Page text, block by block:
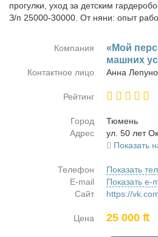
прогулки, уход за детским
З/п 25000-30000. От няни: опыт
Компания
«Мой
маш­них
Контактное лицо Ан­на
Рейтинг
Город
Тю­мень
Адрес
ул. 50 лет
Показать
Телефон
Показать
E-mail
Показать e-
Сайт
https://
Цена 25 000 ₶